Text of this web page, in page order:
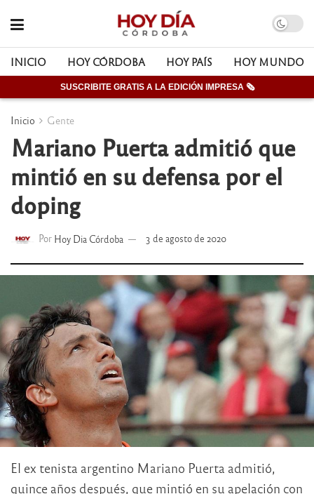
INICIO HOY CÓRDOBA HOY PAÍS HOY MUNDO
SUSCRIBITE GRATIS A LA EDICIÓN IMPRESA 🗞
Inicio Gente
Mariano Puerta admitió que
mintió en su defensa por el
doping
Por Hoy Dia Córdoba 3 de agosto de 2020
El ex tenista argentino Mariano Puerta admitió,
quince años después, que mintió en su apelación con